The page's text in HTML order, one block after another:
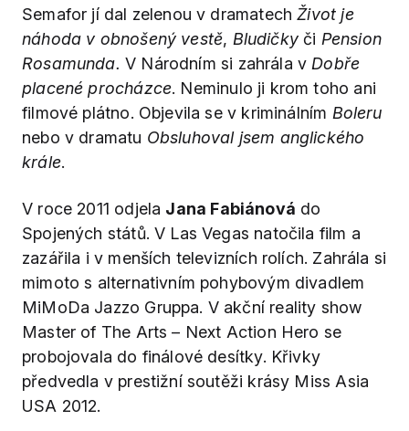
Semafor jí dal zelenou v dramatechŽivot je
náhoda v obnošený vestě, Bludičkyči Pension
Rosamunda. V Národním si zahrála v Dobře
placené procházce. Neminulo ji krom toho ani
filmové plátno. Objevila se v kriminálním Boleru
nebo v dramatu Obsluhoval jsem anglického
krále.
V roce 2011 odjela Jana Fabiánová do
Spojených států. V Las Vegas natočila film a
zazářila i v menších televizních rolích. Zahrála si
mimoto s alternativním pohybovým divadlem
MiMoDa Jazzo Gruppa. V akční reality show
Master of The Arts – Next Action Hero se
probojovala do finálové desítky. Křivky
předvedla v prestižní soutěži krásy Miss Asia
USA 2012.